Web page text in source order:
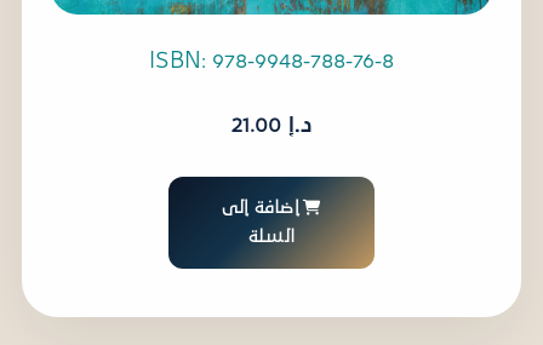
ISBN: 978-9948-788-76-8
د.إ 21.00
إضافة إلى
السلة